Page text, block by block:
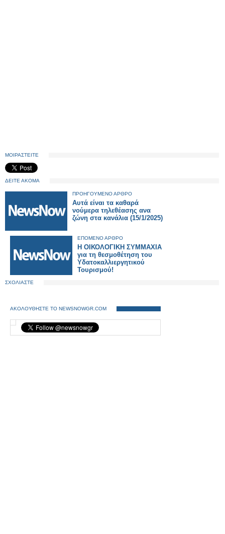
ΜΟΙΡΑΣΤΕΙΤΕ
ΔΕΙΤΕ ΑΚΟΜΑ
ΠΡΟΗΓΟΥΜΕΝΟ ΑΡΘΡΟ
Αυτά είναι τα καθαρά
νούμερα τηλεθέασης ανα
ζώνη στα κανάλια (15/1/2025)
ΕΠΟΜΕΝΟ ΑΡΘΡΟ
Η ΟΙΚΟΛΟΓΙΚΗ ΣΥΜΜΑΧΙΑ
για τη θεσμοθέτηση του
Υδατοκαλλιεργητικού
Τουρισμού!
ΣΧΟΛΙΑΣΤΕ
ΑΚΟΛΟΥΘΗΣΤΕ ΤΟ NEWSNOWGR.COM